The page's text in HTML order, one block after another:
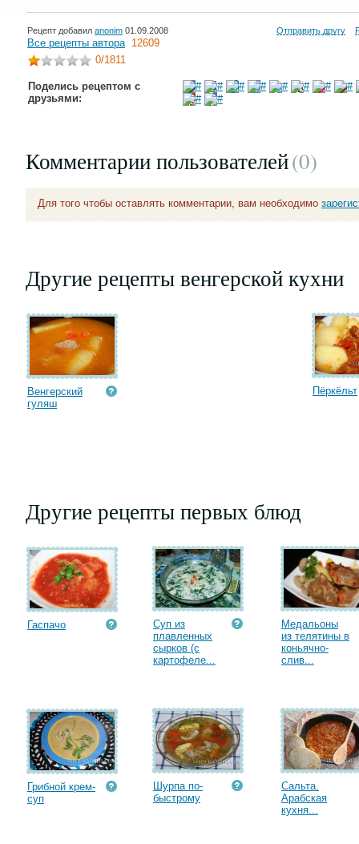
Рецепт добавил anonim 01.09.2008 Отправить другу
Все рецепты автора 12609
0/1811
Поделись рецептом с
друзьями:
Комментарии пользователей(0)
Для того чтобы оставлять комментарии, вам необходимо
Другие рецепты венгерской кухни
Венгерский
гуляш
Пёркёльт
Другие рецепты первых блюд
Гаспачо
Суп из
плавленных
сырков (с
картофеле...
Медальоны
из телятины в
коньячно-
слив...
Грибной крем-
суп
Шурпа по-
быстрому
Сальта.
Арабская
кухня...